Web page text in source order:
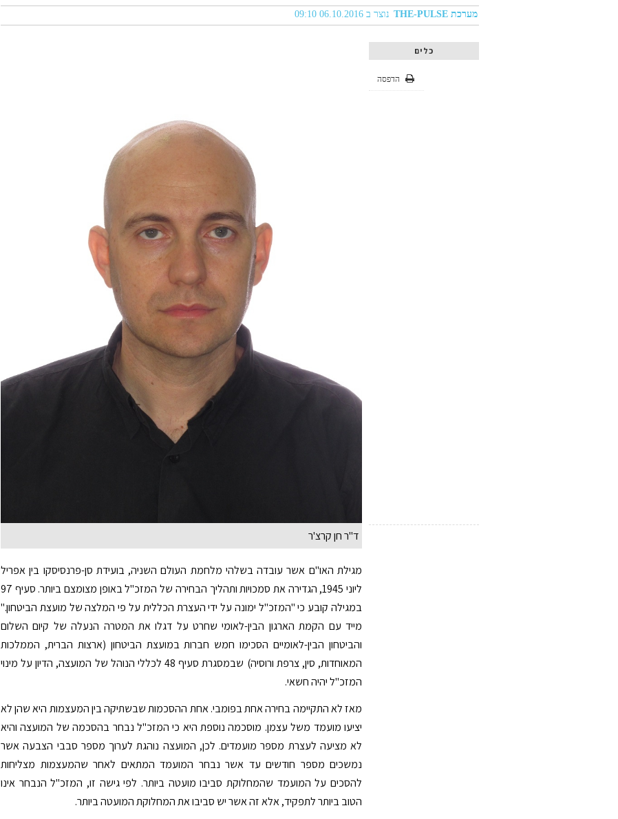
מערכת THE-PULSE נוצר ב 06.10.2016 09:10
כלים
הדפסה
ד"ר חן קרצ'ר
מגילת האו"ם אשר עובדה בשלהי מלחמת העולם השניה, בועידת סן-פרנסיסקו בין אפריל
ליוני 1945, הגדירה את סמכויות ותהליך הבחירה של המזכ"ל באופן מצומצם ביותר. סעיף 97
במגילה קובע כי "המזכ"ל ימונה על ידי העצרת הכללית על פי המלצה של מועצת הביטחון."
מייד עם הקמת הארגון הבין-לאומי שחרט על דגלו את המטרה הנעלה של קיום השלום
והביטחון הבין-לאומיים הסכימו חמש חברות במועצת הביטחון (ארצות הברית, הממלכות
המאוחדות, סין, צרפת ורוסיה) שבמסגרת סעיף 48 לכללי הנוהל של המועצה, הדיון על מינוי
המזכ"ל יהיה חשאי.
מאז לא התקיימה בחירה אחת בפומבי. אחת ההסכמות שבשתיקה בין המעצמות היא שהן לא
יציעו מועמד משל עצמן. מוסכמה נוספת היא כי המזכ"ל נבחר בהסכמה של המועצה והיא
לא מציעה לעצרת מספר מועמדים. לכן, המועצה נוהגת לערוך מספר סבבי הצבעה אשר
נמשכים מספר חודשים עד אשר נבחר המועמד המתאים לאחר שהמעצמות מצליחות
להסכים על המועמד שהמחלוקת סביבו מועטה ביותר. לפי גישה זו, המזכ"ל הנבחר אינו
הטוב ביותר לתפקיד, אלא זה אשר יש סביבו את המחלוקת המועטה ביותר.